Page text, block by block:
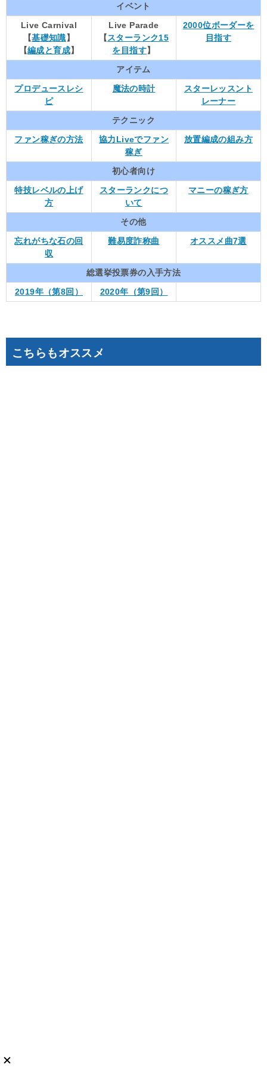
イベント
Live Carnival
【基礎知識】
【編成と育成】
Live Parade
【スターランク15
を目指す】
2000位ボーダーを
目指す
アイテム
プロデュースレシ
ピ
魔法の時計
スターレッスント
レーナー
テクニック
ファン稼ぎの方法
協力Liveでファン
稼ぎ
放置編成の組み方
初心者向け
特技レベルの上げ
方
スターランクにつ
いて
マニーの稼ぎ方
その他
忘れがちな石の回
収
難易度詐称曲 オススメ曲7選
総選挙投票券の入手方法
2019年（第8回）
2020年（第9回）
こちらもオススメ